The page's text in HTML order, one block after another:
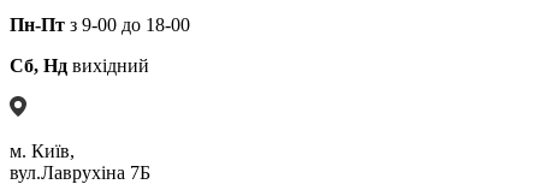
Пн-Пт з 9-00 до 18-00
Сб, Нд вихідний
м. Київ,
вул.Лаврухіна 7Б